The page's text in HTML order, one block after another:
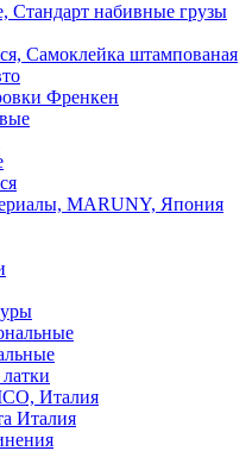
Cтандарт набивные грузы
Самоклейка штампованая
Френкен
MARUNY, Япония
Италия
Италия